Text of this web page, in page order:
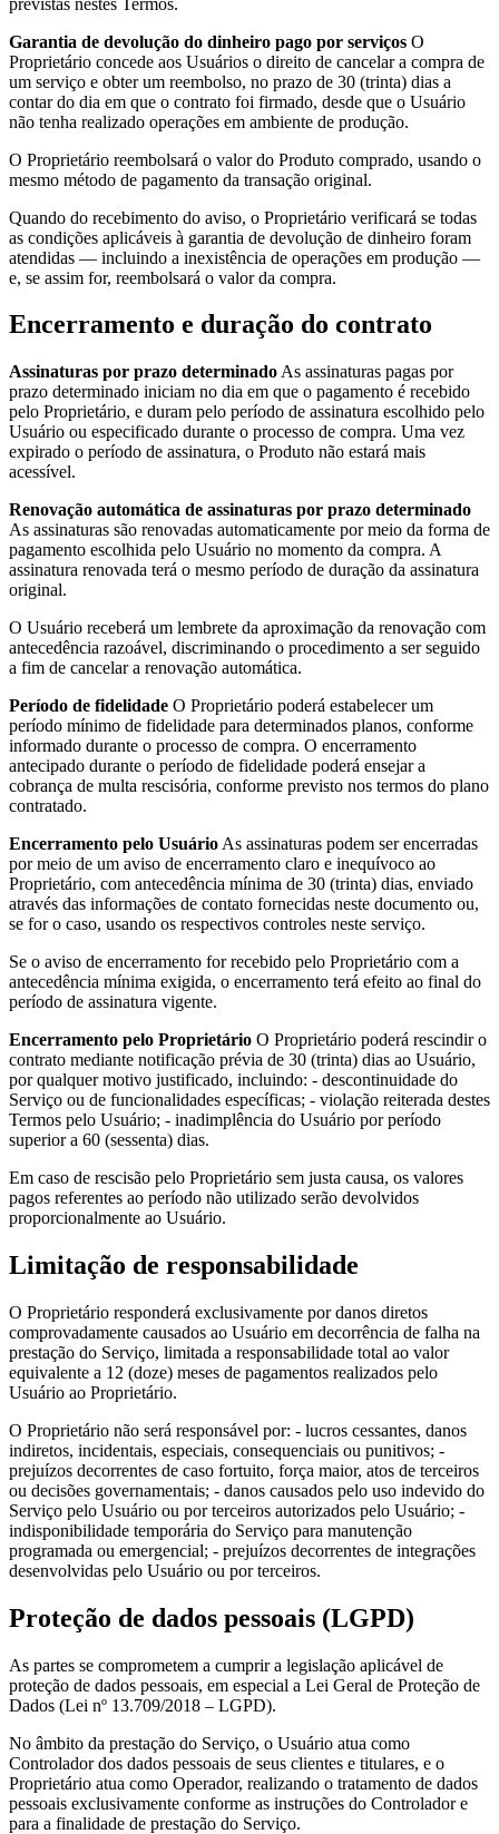
Garantia de devolução do dinheiro pago por serviços O
Proprietário concede aos Usuários o direito de cancelar a compra de
um serviço e obter um reembolso, no prazo de 30 (trinta) dias a
contar do dia em que o contrato foi firmado, desde que o Usuário
não tenha realizado operações em ambiente de produção.
O Proprietário reembolsará o valor do Produto comprado, usando o
mesmo método de pagamento da transação original.
Quando do recebimento do aviso, o Proprietário verificará se todas
as condições aplicáveis à garantia de devolução de dinheiro foram
atendidas — incluindo a inexistência de operações em produção —
e, se assim for, reembolsará o valor da compra.
Encerramento e duração do contrato
Assinaturas por prazo determinado As assinaturas pagas por
prazo determinado iniciam no dia em que o pagamento é recebido
pelo Proprietário, e duram pelo período de assinatura escolhido pelo
Usuário ou especificado durante o processo de compra. Uma vez
expirado o período de assinatura, o Produto não estará mais
acessível.
Renovação automática de assinaturas por prazo determinado
As assinaturas são renovadas automaticamente por meio da forma de
pagamento escolhida pelo Usuário no momento da compra. A
assinatura renovada terá o mesmo período de duração da assinatura
original.
O Usuário receberá um lembrete da aproximação da renovação com
antecedência razoável, discriminando o procedimento a ser seguido
a fim de cancelar a renovação automática.
Período de fidelidade O Proprietário poderá estabelecer um
período mínimo de fidelidade para determinados planos, conforme
informado durante o processo de compra. O encerramento
antecipado durante o período de fidelidade poderá ensejar a
cobrança de multa rescisória, conforme previsto nos termos do plano
contratado.
Encerramento pelo Usuário As assinaturas podem ser encerradas
por meio de um aviso de encerramento claro e inequívoco ao
Proprietário, com antecedência mínima de 30 (trinta) dias, enviado
através das informações de contato fornecidas neste documento ou,
se for o caso, usando os respectivos controles neste serviço.
Se o aviso de encerramento for recebido pelo Proprietário com a
antecedência mínima exigida, o encerramento terá efeito ao final do
período de assinatura vigente.
Encerramento pelo Proprietário O Proprietário poderá rescindir o
contrato mediante notificação prévia de 30 (trinta) dias ao Usuário,
por qualquer motivo justificado, incluindo: - descontinuidade do
Serviço ou de funcionalidades específicas; - violação reiterada destes
Termos pelo Usuário; - inadimplência do Usuário por período
superior a 60 (sessenta) dias.
Em caso de rescisão pelo Proprietário sem justa causa, os valores
pagos referentes ao período não utilizado serão devolvidos
proporcionalmente ao Usuário.
Limitação de responsabilidade
O Proprietário responderá exclusivamente por danos diretos
comprovadamente causados ao Usuário em decorrência de falha na
prestação do Serviço, limitada a responsabilidade total ao valor
equivalente a 12 (doze) meses de pagamentos realizados pelo
Usuário ao Proprietário.
O Proprietário não será responsável por: - lucros cessantes, danos
indiretos, incidentais, especiais, consequenciais ou punitivos; -
prejuízos decorrentes de caso fortuito, força maior, atos de terceiros
ou decisões governamentais; - danos causados pelo uso indevido do
Serviço pelo Usuário ou por terceiros autorizados pelo Usuário; -
indisponibilidade temporária do Serviço para manutenção
programada ou emergencial; - prejuízos decorrentes de integrações
desenvolvidas pelo Usuário ou por terceiros.
Proteção de dados pessoais (LGPD)
As partes se comprometem a cumprir a legislação aplicável de
proteção de dados pessoais, em especial a Lei Geral de Proteção de
Dados (Lei nº 13.709/2018 – LGPD).
No âmbito da prestação do Serviço, o Usuário atua como
Controlador dos dados pessoais de seus clientes e titulares, e o
Proprietário atua como Operador, realizando o tratamento de dados
pessoais exclusivamente conforme as instruções do Controlador e
para a finalidade de prestação do Serviço.